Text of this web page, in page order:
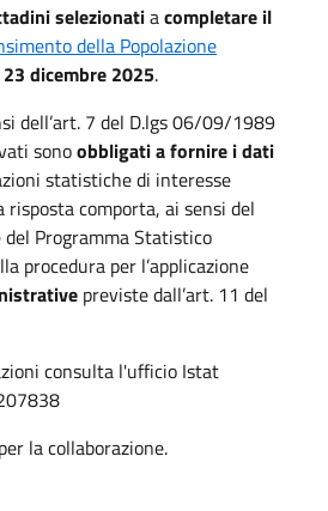
selezionatiacompletare il
della Popolazione
23 dicembre 2025.
dell’art. 7 del D.lgs06/09/1989
sonoobbligati a fornire i dati
statistiche di interesse
risposta comporta, ai sensi del
del Programma Statistico
procedura per l’applicazione
previste dall’art. 11 del
consulta l'ufficio Istat
la collaborazione.